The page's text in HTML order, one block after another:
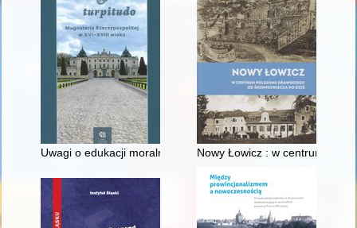
Uwagi o edukacji moralnej synów szlacheckich w XVI-
Nowy Łowicz : w centrum